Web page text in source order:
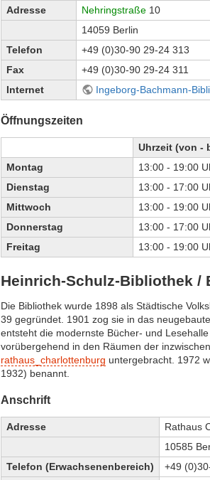
Adresse Nehringstraße 10
14059 Berlin
Telefon
+49 (0)30-90 29-24 313
Fax
+49 (0)30-90 29-24 311
Internet
Ingeborg-Bachmann-
Öffnungszeiten
Uhrzeit (von -
Montag
13:00 - 19:00
Dienstag
13:00 - 17:00
Mittwoch
13:00 - 19:00
Donnerstag
13:00 - 17:00
Freitag
13:00 - 19:00
Heinrich-Schulz-Bibliothek /
Die Bibliothek wurde 1898 als Städtische
39 gegründet. 1901 zog sie in das
entsteht die modernste Bücher- und
vorübergehend in den Räumen der
rathaus_charlottenburg untergebracht. 1972
1932) benannt.
Anschrift
Adresse
Rathaus
10585
Telefon (Erwachsenenbereich)
+49